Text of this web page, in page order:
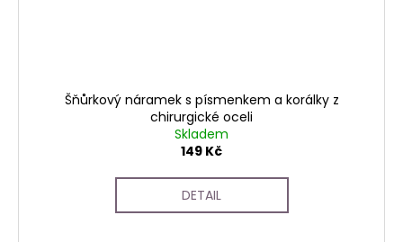
Šňůrkový náramek s písmenkem a korálky z
chirurgické oceli
Skladem
149 Kč
DETAIL